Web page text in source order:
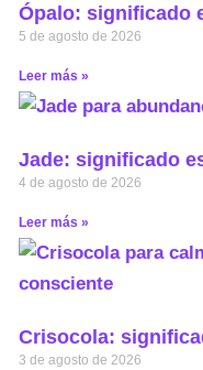
Ópalo: significado
5 de agosto de 2026
Leer más »
Jade: significado
4 de agosto de 2026
Leer más »
Crisocola:
3 de agosto de 2026